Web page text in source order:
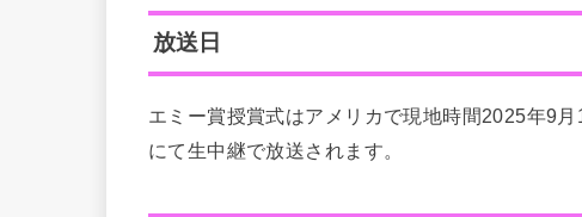
放送日
エミー賞授賞式はアメリカで現地時間2025年9
にて生中継で放送されます。